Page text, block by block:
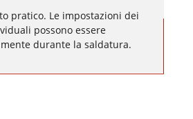
pratico. Le impostazioni dei
possono essere
durante la saldatura.